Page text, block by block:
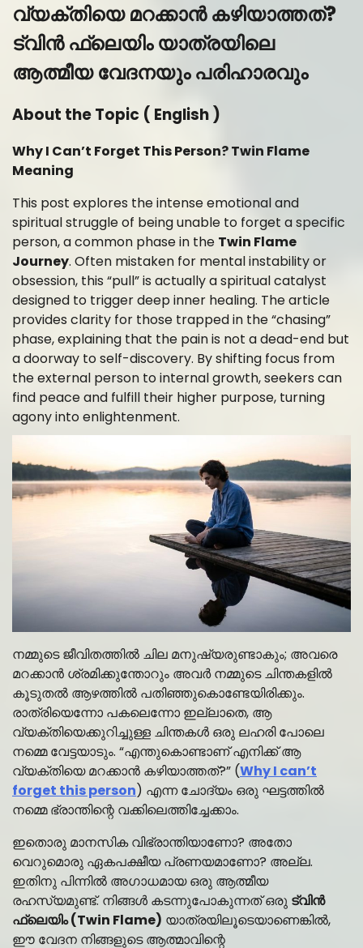
വ്യക്തിയെ മറക്കാൻ കഴിയാത്തത്?
ട്വിൻ ഫ്ലെയിം യാത്രയിലെ
ആത്മീയ വേദനയും പരിഹാരവും
About the Topic ( English )
Why I Can’t Forget This Person? Twin Flame
Meaning
This post explores the intense emotional and
spiritual struggle of being unable to forget a specific
person, a common phase in the Twin Flame
Journey. Often mistaken for mental instability or
obsession, this “pull” is actually a spiritual catalyst
designed to trigger deep inner healing. The article
provides clarity for those trapped in the “chasing”
phase, explaining that the pain is not a dead-end but
a doorway to self-discovery. By shifting focus from
the external person to internal growth, seekers can
find peace and fulfill their higher purpose, turning
agony into enlightenment.
നമ്മുടെ ജീവിതത്തിൽ ചില മനുഷ്യരുണ്ടാകും; അവരെ
മറക്കാൻ ശ്രമിക്കുന്തോറും അവർ നമ്മുടെ ചിന്തകളിൽ
കൂടുതൽ ആഴത്തിൽ പതിഞ്ഞുകൊണ്ടേയിരിക്കും.
രാത്രിയെന്നോ പകലെന്നോ ഇല്ലാതെ, ആ
വ്യക്തിയെക്കുറിച്ചുള്ള ചിന്തകൾ ഒരു ലഹരി പോലെ
നമ്മെ വേട്ടയാടും. “എന്തുകൊണ്ടാണ് എനിക്ക് ആ
വ്യക്തിയെ മറക്കാൻ കഴിയാത്തത്?” (Why I can’t
forget this person) എന്ന ചോദ്യം ഒരു ഘട്ടത്തിൽ
നമ്മെ ഭ്രാന്തിന്റെ വക്കിലെത്തിച്ചേക്കാം.
ഇതൊരു മാനസിക വിഭ്രാന്തിയാണോ? അതോ
വെറുമൊരു ഏകപക്ഷീയ പ്രണയമാണോ? അല്ല.
ഇതിനു പിന്നിൽ അഗാധമായ ഒരു ആത്മീയ
രഹസ്യമുണ്ട്. നിങ്ങൾ കടന്നുപോകുന്നത് ഒരു ട്വിൻ
ഫ്ലെയിം (Twin Flame) യാത്രയിലൂടെയാണെങ്കിൽ,
ഈ വേദന നിങ്ങളുടെ ആത്മാവിന്റെ